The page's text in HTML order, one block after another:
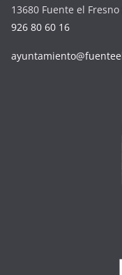
13680 Fuente el
926 80 60 16